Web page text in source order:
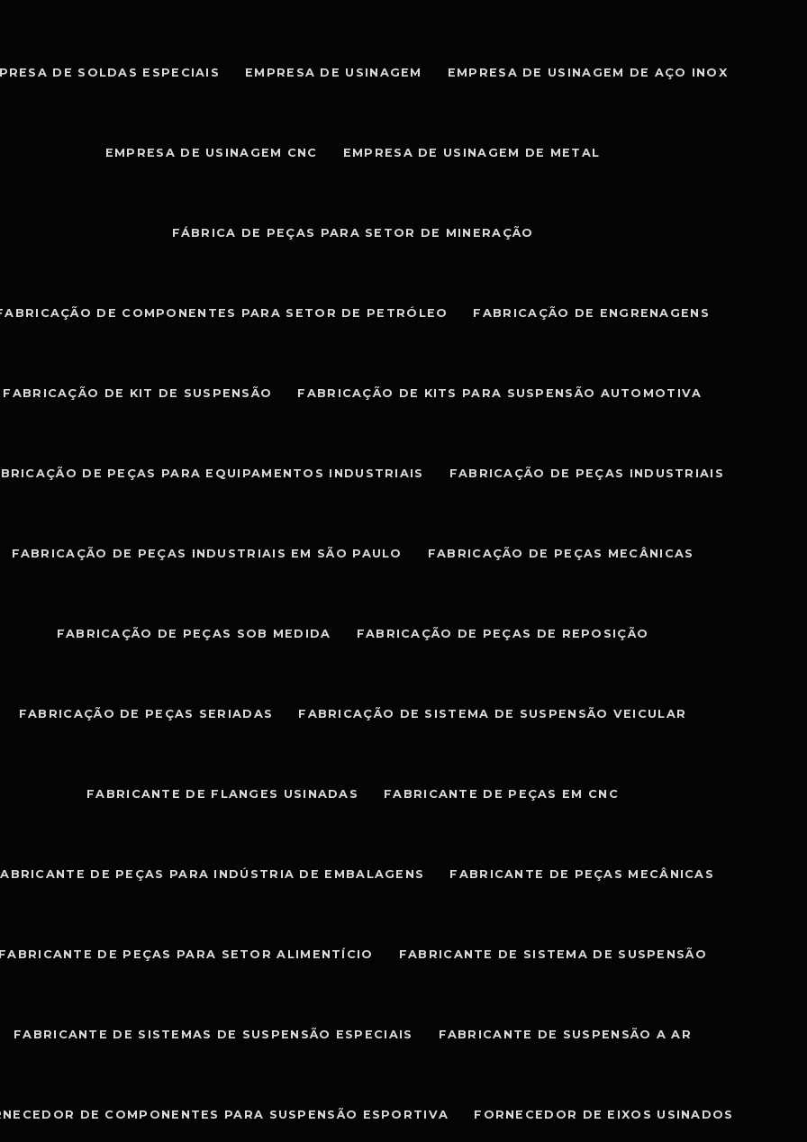
DE SOLDAS ESPECIAIS EMPRESA DE USINAGEM EMPRESA DE USINAGEM DE AÇO INOX
EMPRESA DE USINAGEM CNC EMPRESA DE USINAGEM DE METAL
FÁBRICA DE PEÇAS PARA SETOR DE MINERAÇÃO
DE COMPONENTES PARA SETOR DE PETRÓLEO FABRICAÇÃO DE ENGRENAGENS
FABRICAÇÃO DE KIT DE SUSPENSÃO FABRICAÇÃO DE KITS PARA SUSPENSÃO AUTOMOTIVA
DE PEÇAS PARA EQUIPAMENTOS INDUSTRIAIS FABRICAÇÃO DE PEÇAS INDUSTRIAIS
FABRICAÇÃO DE PEÇAS INDUSTRIAIS EM SÃO PAULO FABRICAÇÃO DE PEÇAS MECÂNICAS
FABRICAÇÃO DE PEÇAS SOB MEDIDA FABRICAÇÃO DE PEÇAS DE REPOSIÇÃO
FABRICAÇÃO DE PEÇAS SERIADAS FABRICAÇÃO DE SISTEMA DE SUSPENSÃO VEICULAR
FABRICANTE DE FLANGES USINADAS FABRICANTE DE PEÇAS EM CNC
DE PEÇAS PARA INDÚSTRIA DE EMBALAGENS FABRICANTE DE PEÇAS MECÂNICAS
DE PEÇAS PARA SETOR ALIMENTÍCIO FABRICANTE DE SISTEMA DE SUSPENSÃO
FABRICANTE DE SISTEMAS DE SUSPENSÃO ESPECIAIS FABRICANTE DE SUSPENSÃO A AR
DE COMPONENTES PARA SUSPENSÃO ESPORTIVA FORNECEDOR DE EIXOS USINADOS